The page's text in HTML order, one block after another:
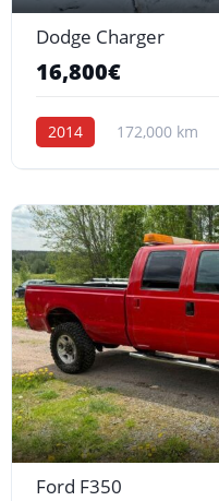
Dodge Charger
16,800€
2014 172,000 km
Ford F350